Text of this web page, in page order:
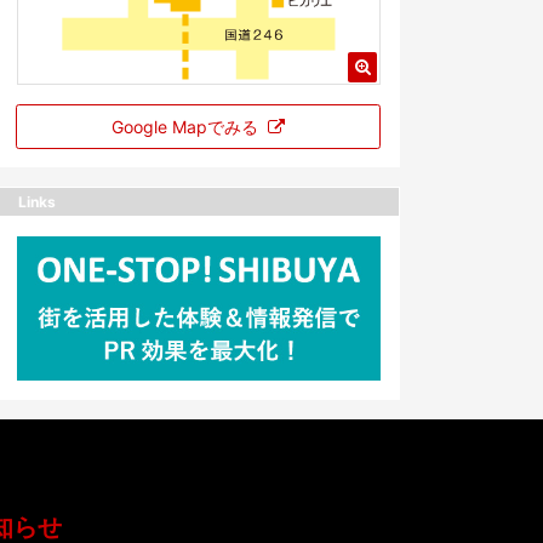
Google Mapでみる
Links
らせ